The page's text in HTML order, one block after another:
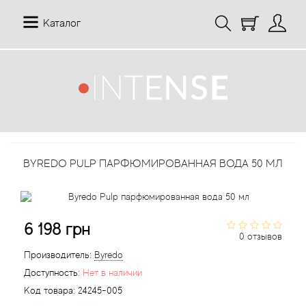
Каталог
BYREDO PULP ПАРФЮМИРОВАННАЯ ВОДА 50 МЛ
0 отзывов
6 198 грн
Производитель: Byredo
Доступность: Нет в наличии
Код товара: 24245-005
12 Parfumeurs Francais
19-69
27 87 Perfumes
42° by Beauty More
Abercrombie Fitch
Absolument Parfumeur
Отзывы
Доставка
Условия
Aкции
Контакты
История заказов
Рассылка новостей